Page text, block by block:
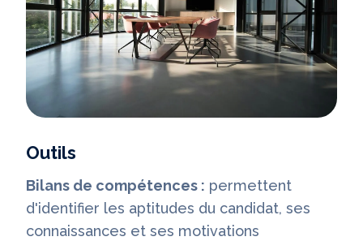
Outils
Bilans de compétences : permettent
d'identifier les aptitudes du candidat, ses
connaissances et ses motivations